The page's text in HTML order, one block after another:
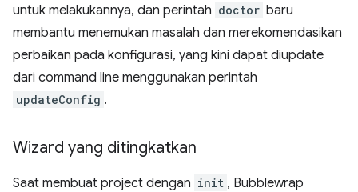
untuk melakukannya, dan perintah doctor baru
membantu menemukan masalah dan merekomendasikan
perbaikan pada konfigurasi, yang kini dapat diupdate
dari command line menggunakan perintah
updateConfig .
Wizard yang ditingkatkan
Saat membuat project dengan init , Bubblewrap